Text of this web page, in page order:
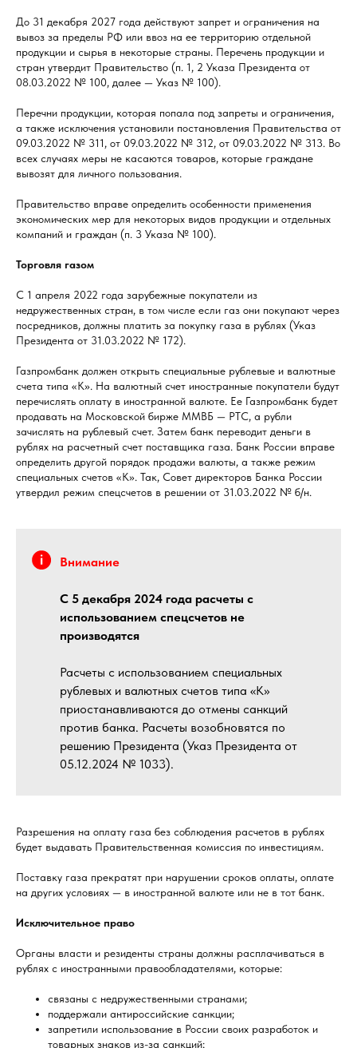
До 31 декабря 2027 года действуют запрет и ограничения на
вывоз за пределы РФ или ввоз на ее территорию отдельной
продукции и сырья в некоторые страны. Перечень продукции и
стран утвердит Правительство (п. 1, 2 Указа Президента от
08.03.2022 № 100, далее — Указ № 100).
Перечни продукции, которая попала под запреты и ограничения,
а также исключения установили постановления Правительства от
09.03.2022 № 311, от 09.03.2022 № 312, от 09.03.2022 № 313. Во
всех случаях меры не касаются товаров, которые граждане
вывозят для личного пользования.
Правительство вправе определить особенности применения
экономических мер для некоторых видов продукции и отдельных
компаний и граждан (п. 3 Указа № 100).
Торговля газом
С 1 апреля 2022 года зарубежные покупатели из
недружественных стран, в том числе если газ они покупают через
посредников, должны платить за покупку газа в рублях (Указ
Президента от 31.03.2022 № 172).
Газпромбанк должен открыть специальные рублевые и валютные
счета типа «К». На валютный счет иностранные покупатели будут
перечислять оплату в иностранной валюте. Ее Газпромбанк будет
продавать на Московской бирже ММВБ — РТС, а рубли
зачислять на рублевый счет. Затем банк переводит деньги в
рублях на расчетный счет поставщика газа. Банк России вправе
определить другой порядок продажи валюты, а также режим
специальных счетов «К». Так, Совет директоров Банка России
утвердил режим спецсчетов в решении от 31.03.2022 № б/н.
Внимание
С 5 декабря 2024 года расчеты с
использованием спецсчетов не
производятся
Расчеты с использованием специальных
рублевых и валютных счетов типа «К»
приостанавливаются до отмены санкций
против банка. Расчеты возобновятся по
решению Президента (Указ Президента от
05.12.2024 № 1033).
Разрешения на оплату газа без соблюдения расчетов в рублях
будет выдавать Правительственная комиссия по инвестициям.
Поставку газа прекратят при нарушении сроков оплаты, оплате
на других условиях — в иностранной валюте или не в тот банк.
Исключительное право
Органы власти и резиденты страны должны расплачиваться в
рублях с иностранными правообладателями, которые:
связаны с недружественными странами;
поддержали антироссийские санкции;
запретили использование в России своих разработок и
товарных знаков из-за санкций;